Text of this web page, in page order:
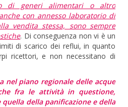
di generi alimentari o altro
con annesso laboratorio di
vendita stessa, sono sempre
. Di conseguenza non vi è un
di scarico dei reflui, in quanto
ricettori, e non necessitano di
nel piano regionale delle acque
fra le attività in questione,
della panificazione e della